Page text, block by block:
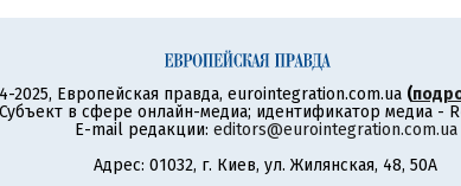
2025, Европейская правда, eurointegration.com.ua (
Субъект в сфере онлайн-медиа; идентификатор медиа -
E-mail редакции: editors@eurointegration.com.ua
Адрес: 01032, г. Киев, ул. Жилянская, 48, 50А